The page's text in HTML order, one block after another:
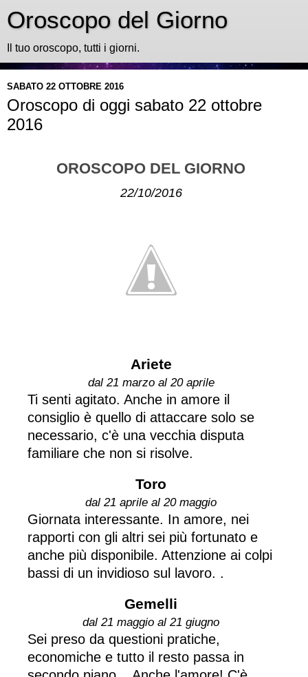
Oroscopo del Giorno
Il tuo oroscopo, tutti i giorni.
SABATO 22 OTTOBRE 2016
Oroscopo di oggi sabato 22 ottobre
2016
OROSCOPO DEL GIORNO
22/10/2016
Ariete
dal 21 marzo al 20 aprile
Ti senti agitato. Anche in amore il
consiglio è quello di attaccare solo se
necessario, c'è una vecchia disputa
familiare che non si risolve.
Toro
dal 21 aprile al 20 maggio
Giornata interessante. In amore, nei
rapporti con gli altri sei più fortunato e
anche più disponibile. Attenzione ai colpi
bassi di un invidioso sul lavoro. .
Gemelli
dal 21 maggio al 21 giugno
Sei preso da questioni pratiche,
economiche e tutto il resto passa in